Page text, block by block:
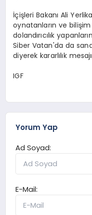
İçişleri Bakanı Ali
oynatanların ve
dolandırıcılık
Siber Vatan'da da
diyerek kararlılık
IGF
Yorum Yap
Ad Soyad:
E-Mail: